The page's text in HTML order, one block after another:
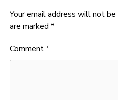
Your email address will not be
are marked *
Comment*